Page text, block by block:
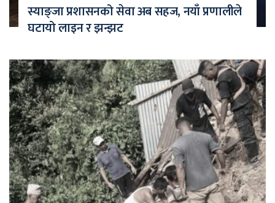
स्याङ्जा प्रशासनको सेवा अब सहज, नयाँ प्रणालीले
घटायो लाइन र झन्झट